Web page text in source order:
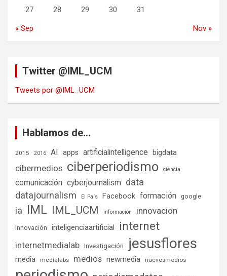
27 28 29 30 31
« Sep Nov »
Twitter @IML_UCM
Tweets por @IML_UCM
Hablamos de…
2015 2016 AI apps artificialintelligence bigdata
cibermedios ciberperiodismo ciencia
comunicación cyberjournalism data
datajournalism El País Facebook formación google
ia IML IML_UCM información innovacion
innovación inteligenciaartificial internet
internetmedialab Investigación jesusflores
media medialabs medios newmedia nuevosmedios